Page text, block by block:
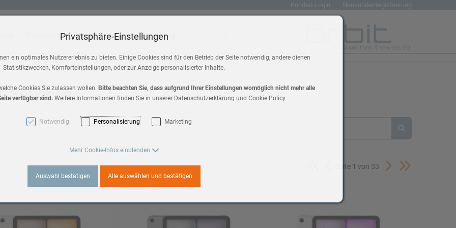
Kunden-Login Neukundenregistrierung
Business Shop
2
Max 2
Blog
Services
Seite 1 von 33
Privatsphäre-Einstellungen
ein optimales Nutzererlebnis zu bieten. Einige Cookies sind für den Betrieb der Seite notwendig, andere dienen
Statistikzwecken, Komforteinstellungen, oder zur Anzeige personalisierter Inhalte.
Cookies Sie zulassen wollen. Bitte beachten Sie, dass aufgrund Ihrer Einstellungen womöglich nicht mehr alle
verfügbar sind. Weitere Informationen finden Sie in unserer Datenschutzerklärung und Cookie Policy.
Notwendig Personalisierung Marketing
Mehr Cookie-Infos einblenden
Auswahl bestätigen Alle auswählen und bestätigen